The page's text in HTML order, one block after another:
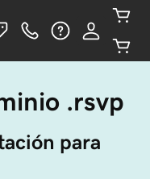
.rsvp
para